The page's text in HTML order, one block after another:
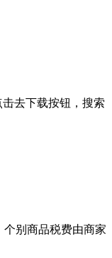
去下载按钮，搜索
别商品税费由商家